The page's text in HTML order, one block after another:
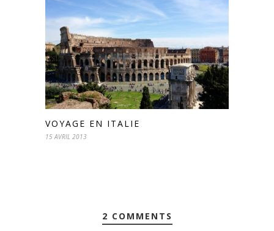
VOYAGE EN ITALIE
15 AVRIL 2013
2 COMMENTS